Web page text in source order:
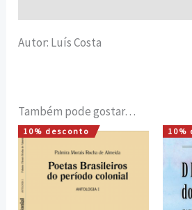
Autor: Luís Costa
Também pode gostar…
10% desconto
O
preço
original
era:
12,00 €.
O
preço
atual
é:
10,80 €.
10%